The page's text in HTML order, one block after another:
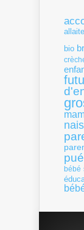
bio
bébé